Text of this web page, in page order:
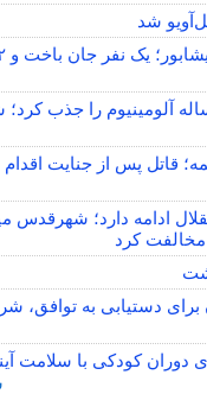
شد
پدیده ۱۹ ساله آلومینیوم را
قاتل پس از جنایت
ادامه دارد؛ شهرقدس
برای دستیابی به توافق،
کودکی با سلامت